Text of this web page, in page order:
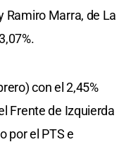
Ramiro Marra, de La
con el 2,45%
Frente de Izquierda
por el PTS e